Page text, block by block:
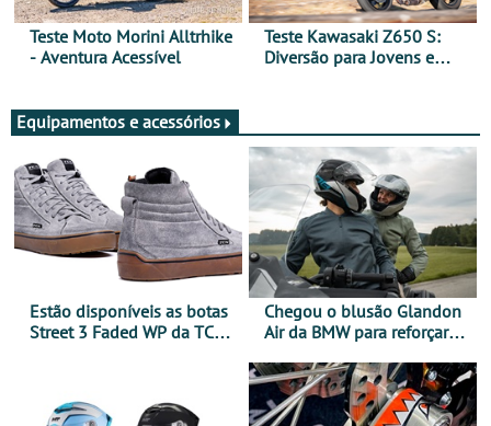
Teste Moto Morini Alltrhike
- Aventura Acessível
Teste Kawasaki Z650 S:
Diversão para Jovens e
Equipamentos e acessórios
Estão disponíveis as botas
Street 3 Faded WP da TCX
Chegou o blusão Glandon
Air da BMW para reforçar
verão